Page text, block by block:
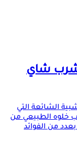
شرب شاي
الشائعة التي
خلوه الطبيعي من
من الفوائد